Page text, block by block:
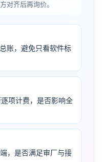
对齐后再询价。
账，避免只看软件标
项计费，是否影响全
，是否满足审厂与接